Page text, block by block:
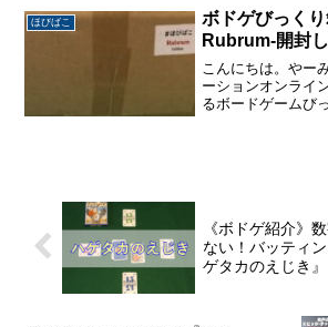
に紹介したいと思
の開封記事はこち
ほびばこ
ボドゲびっく
Rubrum-開封
こんにちは。やー
ーションオンライ
るボードゲームび
《ボドゲ紹介》
ない！バッティ
ゲタカのえじき』